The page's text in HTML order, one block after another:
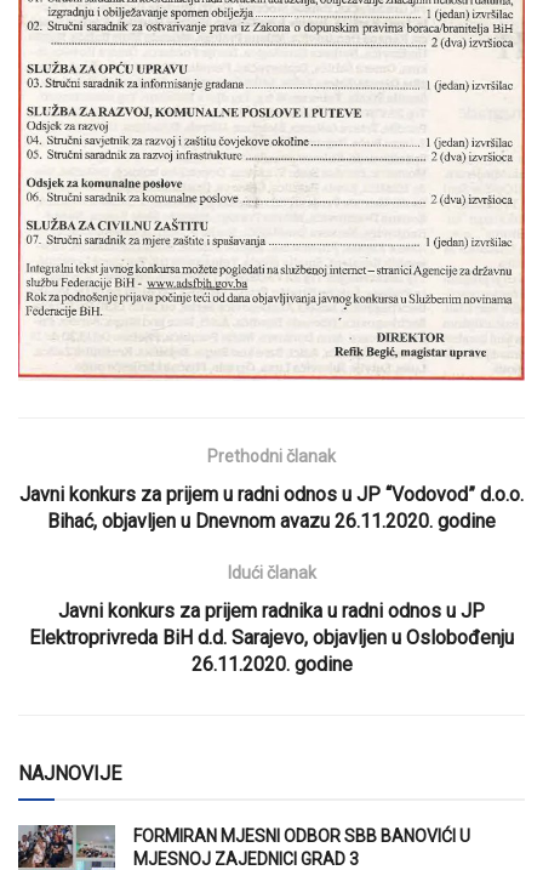
Prethodni članak
Javni konkurs za prijem u radni odnos u JP “Vodovod” d.o.o.
Bihać, objavljen u Dnevnom avazu 26.11.2020. godine
Idući članak
Javni konkurs za prijem radnika u radni odnos u JP
Elektroprivreda BiH d.d. Sarajevo, objavljen u Oslobođenju
26.11.2020. godine
NAJNOVIJE
FORMIRAN MJESNI ODBOR SBB BANOVIĆI U
MJESNOJ ZAJEDNICI GRAD 3